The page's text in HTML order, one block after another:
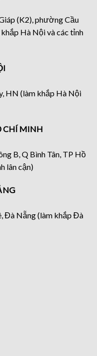
(K2), phường Cầu
Hà Nội và các tỉnh
HN (làm khắp Hà Nội
CHÍ MINH
B, Q Bình Tân, TP Hồ
lân cận)
Đà Nẵng (làm khắp Đà